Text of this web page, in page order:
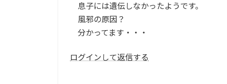
息子には遺伝しなかったようです。
風邪の原因？
分かってます・・・
ログインして返信する